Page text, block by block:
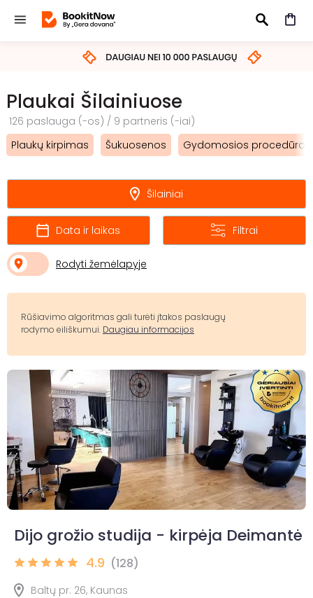
IEŠKOTI
Plaukai Šilainiuose
126 paslauga (-os) / 9 partneris (-iai)
Plaukų kirpimas
Šukuosenos Gydomosios
Šilainiai
Data ir laikas Filtrai
Rodyti žemėlapyje
Rūšiavimo algoritmas gali turėti įtakos paslaugų
rodymo eiliškumui. Daugiau informacijos
Dijo grožio studija - kirpėja Deimantė
4.9 (128)
Baltų pr. 26, Kaunas